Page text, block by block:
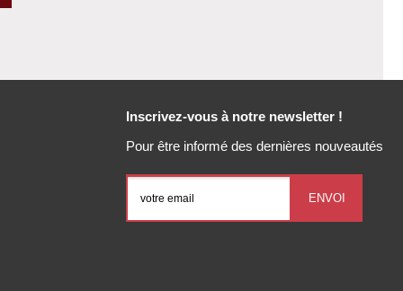
Inscrivez-vous à notre newsletter !
Pour être informé des dernières nouveautés